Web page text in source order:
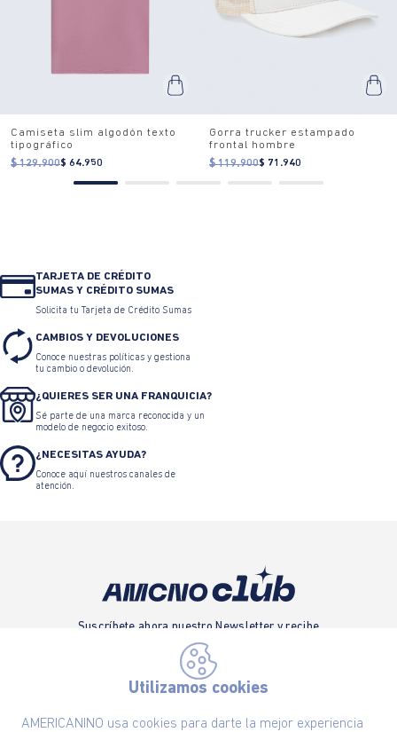
Utilizamos cookies
AMERICANINO usa cookies para darte la mejor experiencia
Camiseta slim algodón texto
tipográfico
$ 129.900$ 64.950
Gorra trucker estampado
frontal hombre
$ 119.900$ 71.940
TARJETA DE CRÉDITO
SUMAS Y CRÉDITO SUMAS
Solicita tu Tarjeta de Crédito Sumas
CAMBIOS Y DEVOLUCIONES
Conoce nuestras políticas y gestiona
tu cambio o devolución.
¿QUIERES SER UNA FRANQUICIA?
Sé parte de una marca reconocida y un
modelo de negocio exitoso.
¿NECESITAS AYUDA?
Conoce aquí nuestros canales de
atención.
Suscríbete ahora nuestro Newsletter y recibe
las ofertas exclusivas y lo último en moda
SUSCRÍBETE AHORA